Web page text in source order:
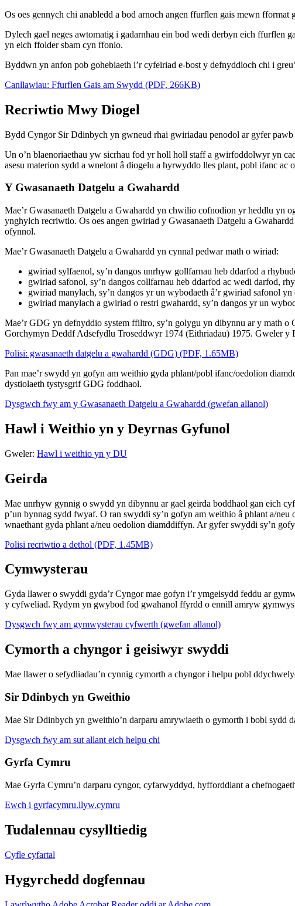
Os oes gennych chi anabledd a bod arnoch angen ffurflen gais mewn
Dylech gael neges awtomatig i gadarnhau ein bod wedi derbyn eich ffurflen
yn eich ffolder sbam cyn ffonio.
Byddwn yn anfon pob gohebiaeth i’r cyfeiriad e-bost y defnyddioch chi i
Canllawiau: Ffurflen Gais am Swydd (PDF, 266KB)
Recriwtio Mwy Diogel
Bydd Cyngor Sir Ddinbych yn gwneud rhai gwiriadau penodol ar gyfer
Un o’n blaenoriaethau yw sicrhau fod yr holl holl staff a gwirfoddolwyr yn
asesu materion sydd a wnelont â diogelu a hyrwyddo lles plant, pobl ifanc ac
Y Gwasanaeth Datgelu a Gwahardd
Mae’r Gwasanaeth Datgelu a Gwahardd yn chwilio cofnodion yr heddlu yn
ynghylch recriwtio. Os oes angen gwiriad y Gwasanaeth Datgelu a
ofynnol.
Mae’r Gwasanaeth Datgelu a Gwahardd yn cynnal pedwar math o wiriad:
gwiriad sylfaenol, sy’n dangos unrhyw gollfarnau heb ddarfod a
gwiriad safonol, sy’n dangos collfarnau heb ddarfod ac wedi darfod,
gwiriad manylach, sy’n dangos yr un wybodaeth â’r gwiriad safonol
gwiriad manylach a gwiriad o restri gwahardd, sy’n dangos yr un
Mae’r GDG yn defnyddio system ffiltro, sy’n golygu yn dibynnu ar y math o
Gorchymyn Deddf Adsefydlu Troseddwyr 1974 (Eithriadau) 1975. Gweler y
Polisi: gwasanaeth datgelu a gwahardd (GDG) (PDF, 1.65MB)
Pan mae’r swydd yn gofyn am weithio gyda phlant/pobl ifanc/oedolion
dystiolaeth tystysgrif GDG foddhaol.
Dysgwch fwy am y Gwasanaeth Datgelu a Gwahardd (gwefan allanol)
Hawl i Weithio yn y Deyrnas Gyfunol
Gweler: Hawl i weithio yn y DU
Geirda
Mae unrhyw gynnig o swydd yn dibynnu ar gael geirda boddhaol gan eich
p’un bynnag sydd fwyaf. O ran swyddi sy’n gofyn am weithio â phlant a/
wnaethant gyda phlant a/neu oedolion diamddiffyn. Ar gyfer swyddi sy’n
Polisi recriwtio a dethol (PDF, 1.45MB)
Cymwysterau
Gyda llawer o swyddi gyda’r Cyngor mae gofyn i’r ymgeisydd feddu ar
y cyfweliad. Rydym yn gwybod fod gwahanol ffyrdd o ennill amryw
Dysgwch fwy am gymwysterau cyfwerth (gwefan allanol)
Cymorth a chyngor i geisiwyr swyddi
Mae llawer o sefydliadau’n cynnig cymorth a chyngor i helpu pobl
Sir Ddinbych yn Gweithio
Mae Sir Ddinbych yn gweithio’n darparu amrywiaeth o gymorth i bobl sydd
Dysgwch fwy am sut allant eich helpu chi
Gyrfa Cymru
Mae Gyrfa Cymru’n darparu cyngor, cyfarwyddyd, hyfforddiant a
Ewch i gyrfacymru.llyw.cymru
Tudalennau cysylltiedig
Cyfle cyfartal
Hygyrchedd dogfennau